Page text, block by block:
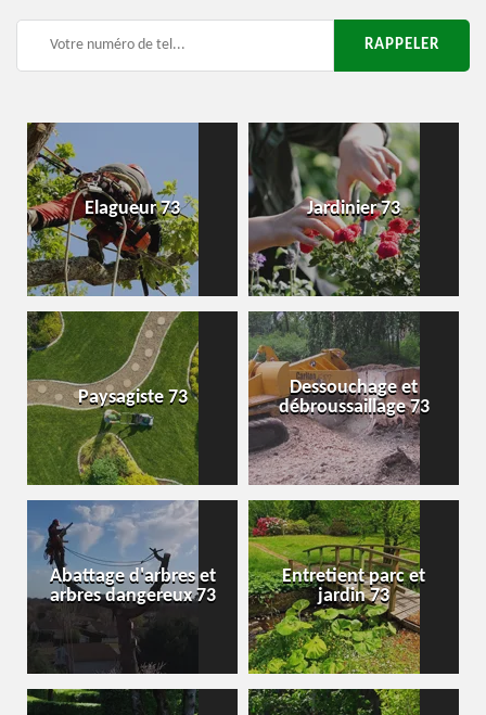
Elagueur 73 Jardinier 73
Paysagiste 73
Dessouchage et
débroussaillage 73
Abattage d'arbres et
arbres dangereux 73
Entretient parc et
jardin 73